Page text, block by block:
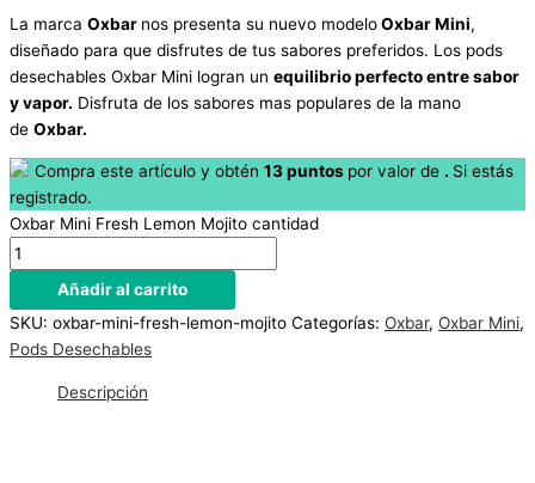
La marca Oxbar nos presenta su nuevo modeloOxbar Mini,
diseñado para que disfrutes de tus sabores preferidos. Los pods
desechables Oxbar Mini logran un equilibrio perfecto entre sabor
y vapor. Disfruta de los sabores mas populares de la mano
de Oxbar.
Compra este artículo y obtén 13puntos por valor de . Si estás
registrado.
Oxbar Mini Fresh Lemon Mojito cantidad
Añadir al carrito
SKU: oxbar-mini-fresh-lemon-mojito Categorías: Oxbar, Oxbar Mini,
Pods Desechables
Descripción